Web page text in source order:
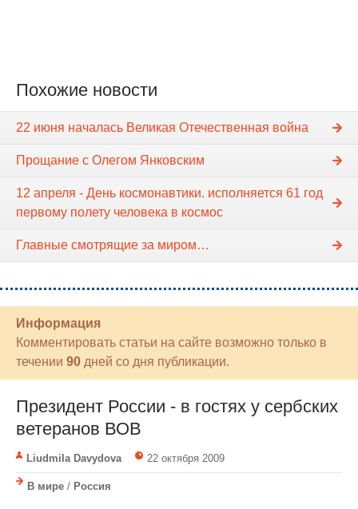
Похожие новости
22 июня началась Великая Отечественная война
Прощание с Олегом Янковским
12 апреля - День космонавтики. исполняется 61 год
первому полету человека в космос
Главные смотрящие за миром…
Информация
Комментировать статьи на сайте возможно только в
течении 90 дней со дня публикации.
Президент России - в гостях у сербских
ветеранов ВОВ
Liudmila Davydova 22 октября 2009
В мире / Россия